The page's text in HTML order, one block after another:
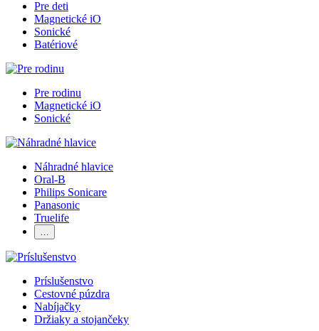
Pre deti
Magnetické iO
Sonické
Batériové
Pre rodinu
Magnetické iO
Sonické
Náhradné hlavice
Oral-B
Philips Sonicare
Panasonic
Truelife
…
Príslušenstvo
Cestovné púzdra
Nabíjačky
Držiaky a stojančeky